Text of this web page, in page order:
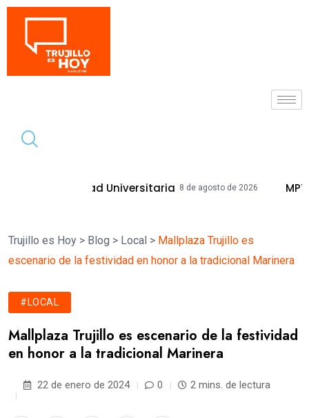
Universitaria 8 de agosto de 2026 MPT Mejorará
Trujillo es Hoy > Blog > Local > Mallplaza Trujillo es
escenario de la festividad en honor a la tradicional Marinera
#LOCAL
Mallplaza Trujillo es escenario de la festividad
en honor a la tradicional Marinera
22 de enero de 2024 0 2 mins. de lectura